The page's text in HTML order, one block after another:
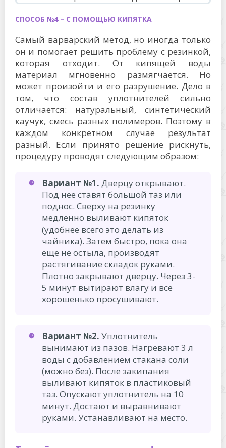
СПОСОБ №4 – С ПОМОЩЬЮ КИПЯТКА
Самый варварский метод, но иногда только
он и помогает решить проблему с резинкой,
которая отходит. От кипящей воды
материал мгновенно размягчается. Но
может произойти и его разрушение. Дело в
том, что состав уплотнителей сильно
отличается: натуральный, синтетический
каучук, смесь разных полимеров. Поэтому в
каждом конкретном случае результат
разный. Если принято решение рискнуть,
процедуру проводят следующим образом:
Вариант №1. Дверцу открывают.
Под нее ставят большой таз или
поднос. Сверху на резинку
медленно выливают кипяток
(удобнее всего это делать из
чайника). Затем быстро, пока она
еще не остыла, производят
растягивание складок руками.
Плотно закрывают дверцу. Через 3-
5 минут вытирают влагу и все
хорошенько просушивают.
Вариант №2. Уплотнитель
вынимают из пазов. Нагревают 3 л
воды с добавлением стакана соли
(можно без). После закипания
выливают кипяток в пластиковый
таз. Опускают уплотнитель на 10
минут. Достают и выравнивают
руками. Устанавливают на место.